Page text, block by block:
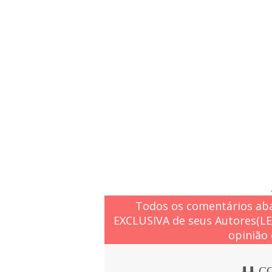
Todos os comentários
EXCLUSIVA de seus
opinião